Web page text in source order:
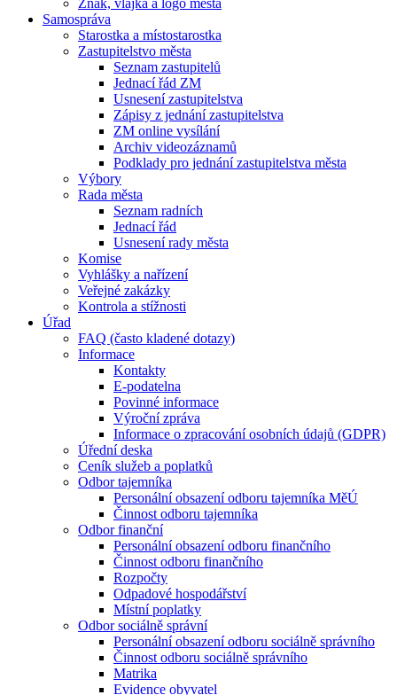
Znak, vlajka a logo města
Samospráva
Starostka a místostarostka
Zastupitelstvo města
Seznam zastupitelů
Jednací řád ZM
Usnesení zastupitelstva
Zápisy z jednání zastupitelstva
ZM online vysílání
Archiv videozáznamů
Podklady pro jednání zastupitelstva města
Výbory
Rada města
Seznam radních
Jednací řád
Usnesení rady města
Komise
Vyhlášky a nařízení
Veřejné zakázky
Kontrola a stížnosti
Úřad
FAQ (často kladené dotazy)
Informace
Kontakty
E-podatelna
Povinné informace
Výroční zpráva
Informace o zpracování osobních údajů (GDPR)
Úřední deska
Ceník služeb a poplatků
Odbor tajemníka
Personální obsazení odboru tajemníka MěÚ
Činnost odboru tajemníka
Odbor finanční
Personální obsazení odboru finančního
Činnost odboru finančního
Rozpočty
Odpadové hospodářství
Místní poplatky
Odbor sociálně správní
Personální obsazení odboru sociálně správního
Činnost odboru sociálně správního
Matrika
Evidence obyvatel